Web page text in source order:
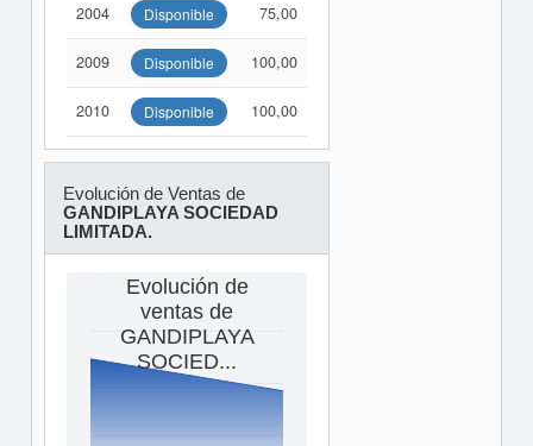
2004 Disponible 75,00
2009 Disponible 100,00
2010 Disponible 100,00
Evolución de Ventas de
GANDIPLAYA SOCIEDAD
LIMITADA.
Evolución de
ventas de
GANDIPLAYA
SOCIED...